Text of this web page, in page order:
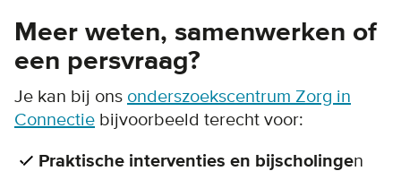
Meer weten, samenwerken of
een persvraag?
Je kan bij ons onderszoekscentrum Zorg in
Connectie bijvoorbeeld terecht voor:
Praktische interventies en bijscholingen